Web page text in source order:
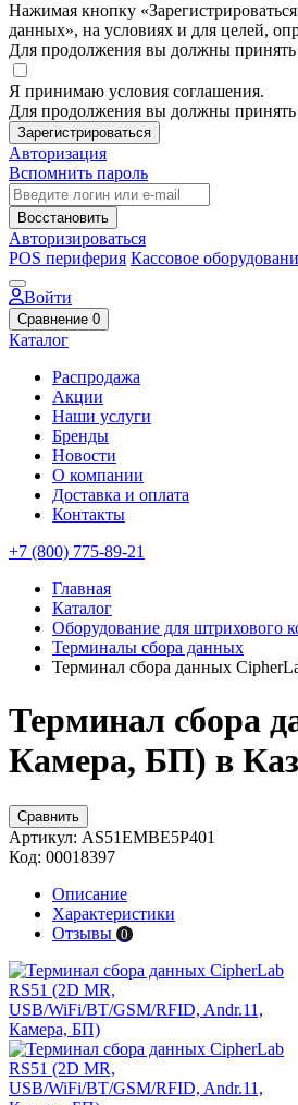
Нажимая кнопку
данных», на условиях и для целей,
Для продолжения вы должны принять
Я принимаю условия соглашения.
Для продолжения вы должны принять
Зарегистрироваться
Авторизация
Вспомнить пароль
Восстановить
Авторизироваться
POS периферия Кассовое
Войти
Сравнение 0
Каталог
Распродажа
Акции
Наши услуги
Бренды
Новости
О компании
Доставка и оплата
Контакты
+7 (800) 775-89-21
Главная
Каталог
Оборудование для штрихового
Терминалы сбора данных
Терминал сбора данных
Терминал сбора
Камера, БП) в
Сравнить
Артикул: AS51EMBE5P401
Код: 00018397
Описание
Характеристики
Отзывы 0